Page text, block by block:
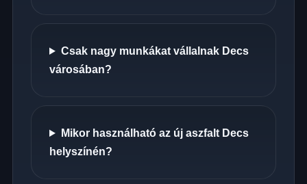
Csak nagy munkákat vállalnak Decs
városában?
Mikor használható az új aszfalt Decs
helyszínén?